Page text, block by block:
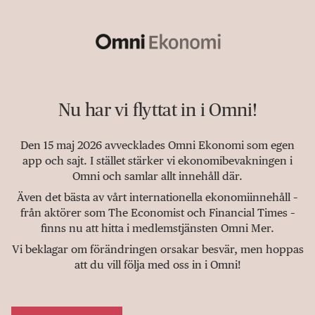
Nu har vi flyttat in i Omni!
Den 15 maj 2026 avvecklades Omni Ekonomi som egen
app och sajt. I stället stärker vi ekonomibevakningen i
Omni och samlar allt innehåll där.
Även det bästa av vårt internationella ekonomiinnehåll –
från aktörer som The Economist och Financial Times –
finns nu att hitta i medlemstjänsten Omni Mer.
Vi beklagar om förändringen orsakar besvär, men hoppas
att du vill följa med oss in i Omni!